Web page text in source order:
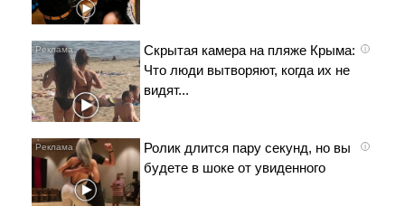
i
Скрытая камера на пляже Крыма:
Что люди вытворяют, когда их не
видят...
i
Ролик длится пару секунд, но вы
будете в шоке от увиденного